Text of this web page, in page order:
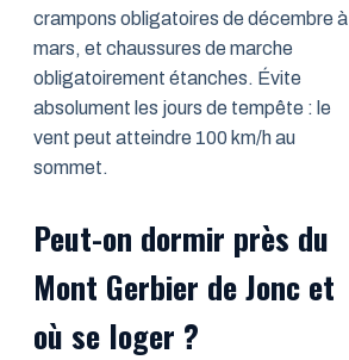
crampons obligatoires de décembre à
mars, et chaussures de marche
obligatoirement étanches. Évite
absolument les jours de tempête : le
vent peut atteindre 100 km/h au
sommet.
Peut-on dormir près du
Mont Gerbier de Jonc et
où se loger ?